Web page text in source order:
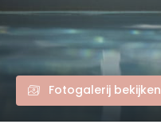
Fotogalerij bekijken